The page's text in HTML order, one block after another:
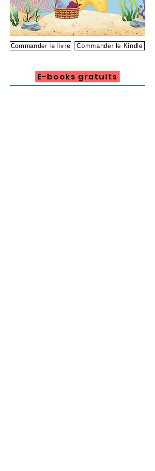
Commander le livre Commander le Kindle
E-books gratuits